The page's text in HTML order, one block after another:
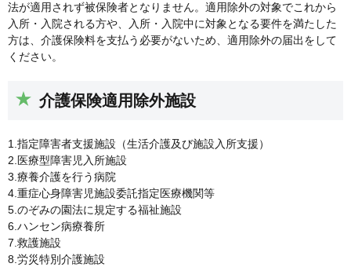
法が適用されず被保険者となりません。適用除外の対象でこれから
入所・入院される方や、入所・入院中に対象となる要件を満たした
方は、介護保険料を支払う必要がないため、適用除外の届出をして
ください。
介護保険適用除外施設
1.指定障害者支援施設（生活介護及び施設入所支援）
2.医療型障害児入所施設
3.療養介護を行う病院
4.重症心身障害児施設委託指定医療機関等
5.のぞみの園法に規定する福祉施設
6.ハンセン病療養所
7.救護施設
8.労災特別介護施設